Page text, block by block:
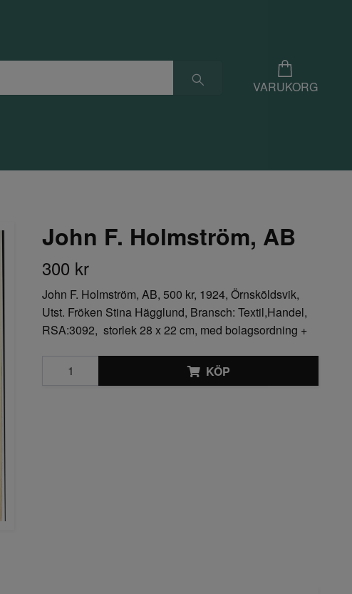
VARUKORG
John F. Holmström, AB
300 kr
John F. Holmström, AB, 500 kr, 1924, Örnsköldsvik,
Utst. Fröken Stina Hägglund, Bransch: Textil,Handel,
RSA:3092, storlek 28 x 22 cm, med bolagsordning +
KÖP